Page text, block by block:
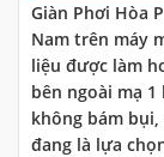
Giàn Phơi Hòa
Nam trên máy
liệu được làm
bên ngoài mạ
không bám
đang là lựa